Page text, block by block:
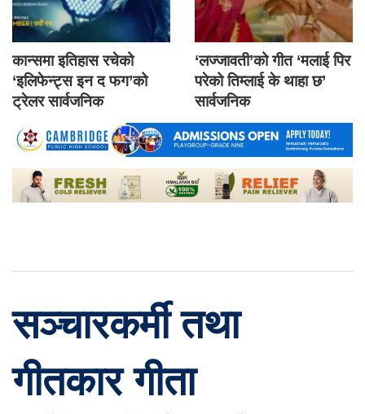
कान्समा इतिहास रचेको
‘इलिफेन्ट्स इन द फग’को
ट्रेलर सार्वजनिक
‘लज्जावती’को गीत ‘मलाई पिर
परेको तिम्लाई के थाहा छ’
सार्वजनिक
सञ्चारकर्मी तथा
गीतकार गीता